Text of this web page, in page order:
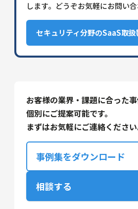
します。どうぞお気軽にお問い合
セキュリティ分野のSaaS取扱
お客様の業界・課題に合った
個別にご提案可能です。
まずはお気軽にご連絡ください
事例集をダウンロード
相談する